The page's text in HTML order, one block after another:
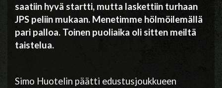
saatiin hyvä startti, mutta laskettiin turhaan
JPS peliin mukaan. Menetimme hölmöilemällä
pari palloa. Toinen puoliaika oli sitten meiltä
taistelua.
Simo Huotelin päätti edustusjoukkueen